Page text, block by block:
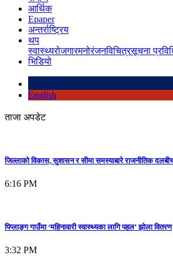
आर्थिक
Epaper
अन्तर्राष्ट्रिय
थप
स्वास्थ्यरोजगारमनोरंजनविचित्रसूचना
भिडियो
English
ताजा अपडेट
जिल्लाको विकास, सुशासन र सीमा समस्याबारे राजनीतिक
6:16 PM
पिप्लाङ्ग गाउँमा ‘महिनावारी स्वास्थ्यका लागि पहल’ झोला वितरण
3:32 PM